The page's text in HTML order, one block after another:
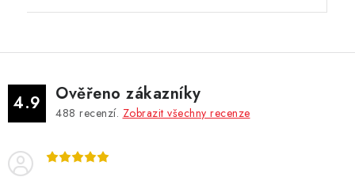
4.9 Ověřeno zákazníky
488 recenzí. Zobrazit všechny recenze